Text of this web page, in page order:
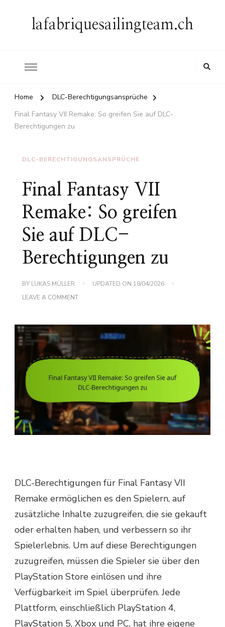
lafabriquesailingteam.ch
Home
DLC-Berechtigungsansprüche
Final Fantasy VII Remake: So greifen Sie auf DLC-
Berechtigungen zu
DLC-BERECHTIGUNGSANSPRÜCHE
Final Fantasy VII
Remake: So greifen
Sie auf DLC-
Berechtigungen zu
BY LUKAS MÜLLER UPDATED ON 18/04/2026
LEAVE A COMMENTON
SO
SIE
DLC-
BERECHTIGUNGEN
ZU
DLC-Berechtigungen für Final Fantasy VII
Remake ermöglichen es den Spielern, auf
zusätzliche Inhalte zuzugreifen, die sie gekauft
oder erhalten haben, und verbessern so ihr
Spielerlebnis. Um auf diese Berechtigungen
zuzugreifen, müssen die Spieler sie über den
PlayStation Store einlösen und ihre
Verfügbarkeit im Spiel überprüfen. Jede
Plattform, einschließlich PlayStation 4,
PlayStation 5, Xbox und PC, hat ihre eigene